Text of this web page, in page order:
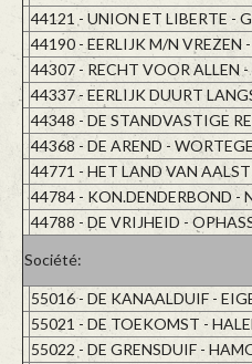
44121 - UNION ET LIBERTE -
44190 - EERLIJK M/N VREZEN
44307 - RECHT VOOR ALLEN
44337 - EERLIJK DUURT
44348 - DE STANDVASTIGE
44368 - DE AREND -
44771 - HET LAND VAN
44784 - KON.DENDERBOND -
44788 - DE VRIJHEID -
Société:
55016 - DE KANAALDUIF -
55021 - DE TOEKOMST -
55022 - DE GRENSDUIF -